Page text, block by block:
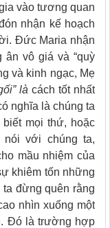
vào tương quan
nhận kế hoạch
Đức Maria nhận
ân vô giá và “quỳ
và kinh ngạc, Mẹ
là cách tốt nhất
nghĩa là chúng ta
mọi thứ, hoặc
với chúng ta,
mầu nhiệm của
khiêm tốn những
đừng quên rằng
nhìn xuống một
Đó là trường hợp